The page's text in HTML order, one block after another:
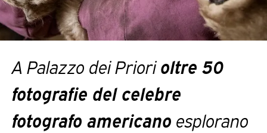
A Palazzo dei Priorioltre 50
fotografie del celebre
fotografo americano esplorano